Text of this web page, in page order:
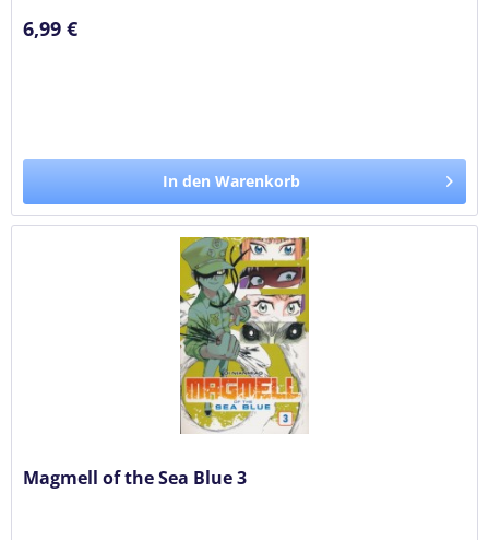
6,99 €
In den Warenkorb
Magmell of the Sea Blue 3